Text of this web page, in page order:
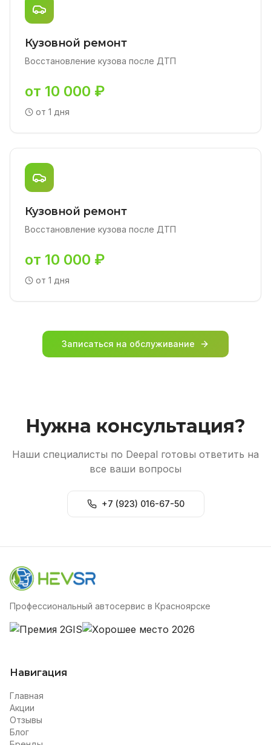
Кузовной ремонт
Восстановление кузова после ДТП
от 10 000 ₽
от 1 дня
Кузовной ремонт
Восстановление кузова после ДТП
от 10 000 ₽
от 1 дня
Записаться на обслуживание
Нужна консультация?
Наши специалисты по Deepal готовы ответить на
все ваши вопросы
+7 (923) 016-67-50
Профессиональный автосервис в Красноярске
Навигация
Главная
Акции
Отзывы
Блог